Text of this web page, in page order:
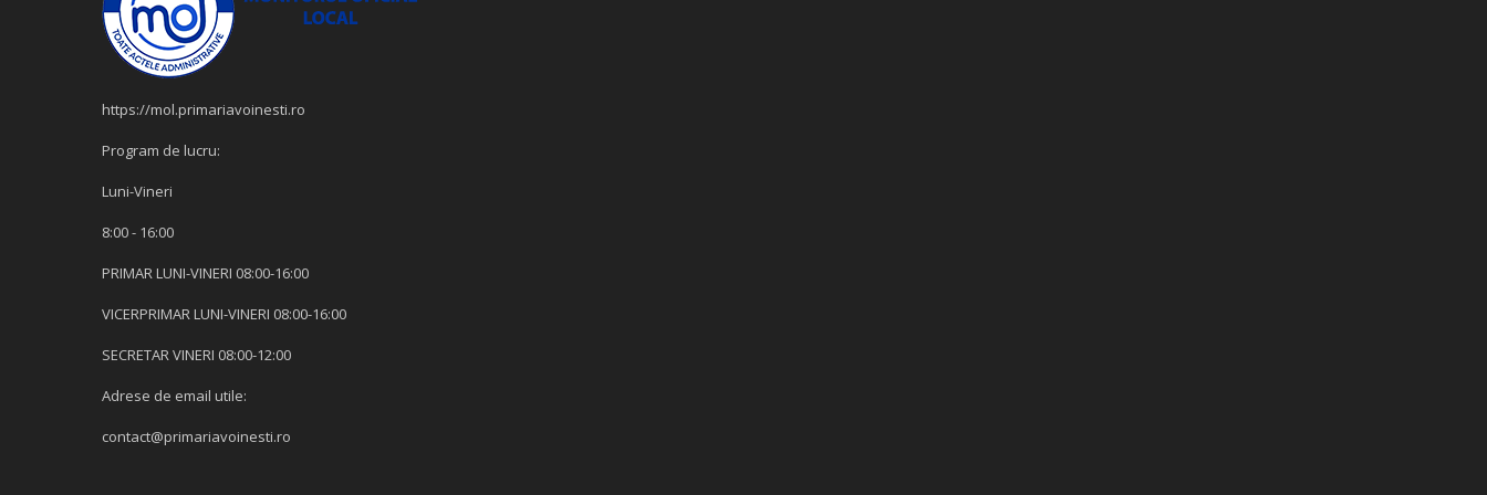
https://mol.primariavoinesti.ro
Program de lucru:
Luni-Vineri
8:00 - 16:00
PRIMAR LUNI-VINERI 08:00-16:00
VICERPRIMAR LUNI-VINERI 08:00-16:00
SECRETAR VINERI 08:00-12:00
Adrese de email utile:
contact@primariavoinesti.ro